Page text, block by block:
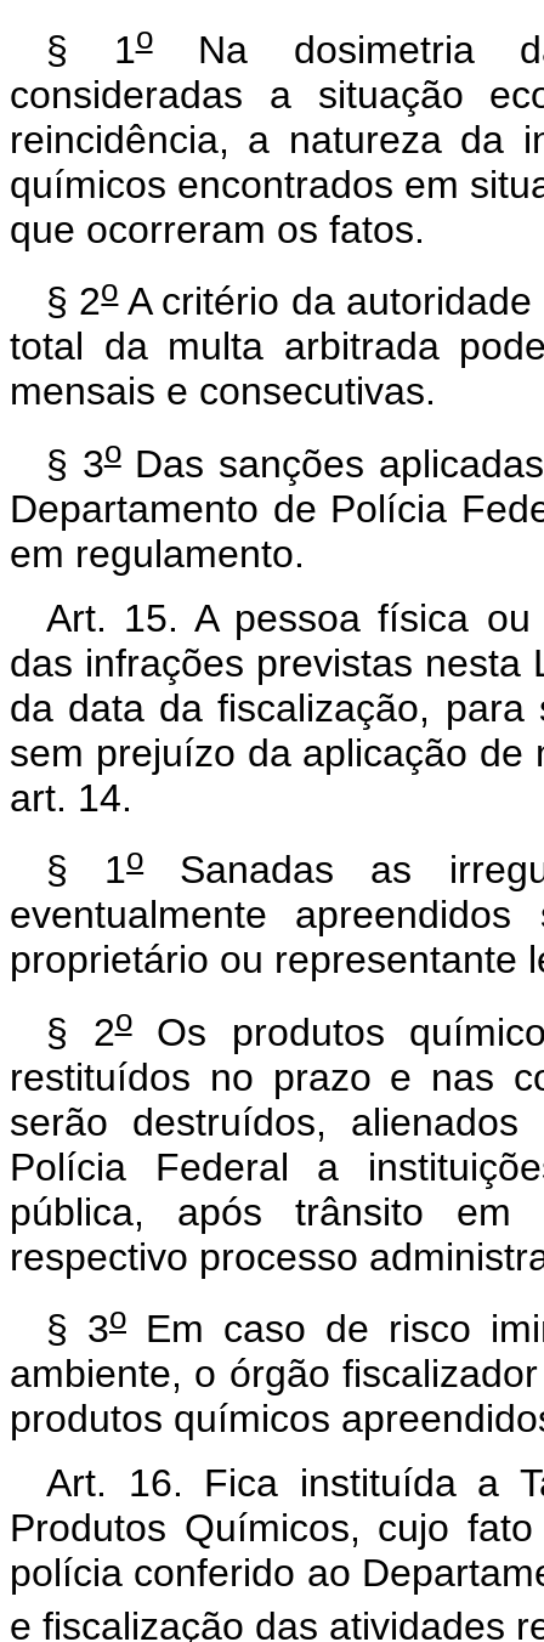
§ 1oNa dosimetria
consideradas a situação
reincidência, a natureza da
químicos encontrados em
que ocorreram os fatos.
§ 2oA critério da
total da multa arbitrada
mensais e consecutivas.
§ 3oDas sanções
Departamento de Polícia
em regulamento.
Art. 15. A pessoa física
das infrações previstas
da data da fiscalização, para
sem prejuízo da aplicação de
art. 14.
§ 1oSanadas as
eventualmente
proprietário ou representante
§ 2oOs produtos
restituídos no prazo e nas
serão destruídos,
Polícia Federal a
pública, após trânsito
respectivo processo
§ 3o Em caso de risco
ambiente, o órgão
produtos químicos
Art. 16. Fica instituída a
Produtos Químicos, cujo
polícia conferido ao
e fiscalização das atividades